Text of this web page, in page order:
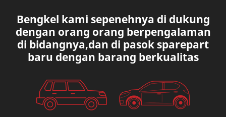
MAZDA MERCEDES BANZ
MITSUBISHI MUSIK
PAUGEOT PETA
Bengkel kami sepenehnya di dukung
dengan orang orang berpengalaman
di bidangnya,dan di pasok sparepart
baru dengan barang berkualitas